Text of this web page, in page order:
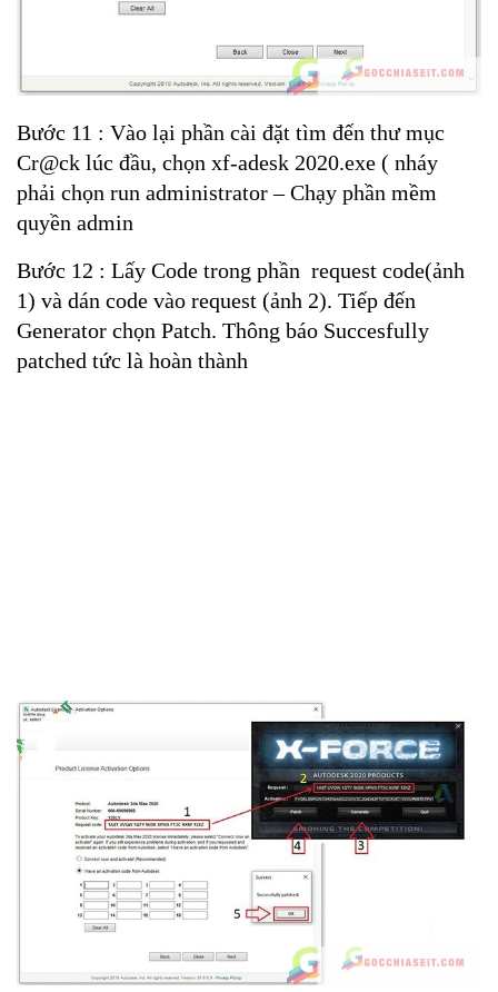
Bước 11 : Vào lại phần cài đặt tìm đến thư mục
Cr@ck lúc đầu, chọn xf-adesk 2020.exe ( nháy
phải chọn run administrator – Chạy phần mềm
quyền admin
Bước 12 : Lấy Code trong phần request code(ảnh
1) và dán code vào request (ảnh 2). Tiếp đến
Generator chọn Patch. Thông báo Succesfully
patched tức là hoàn thành